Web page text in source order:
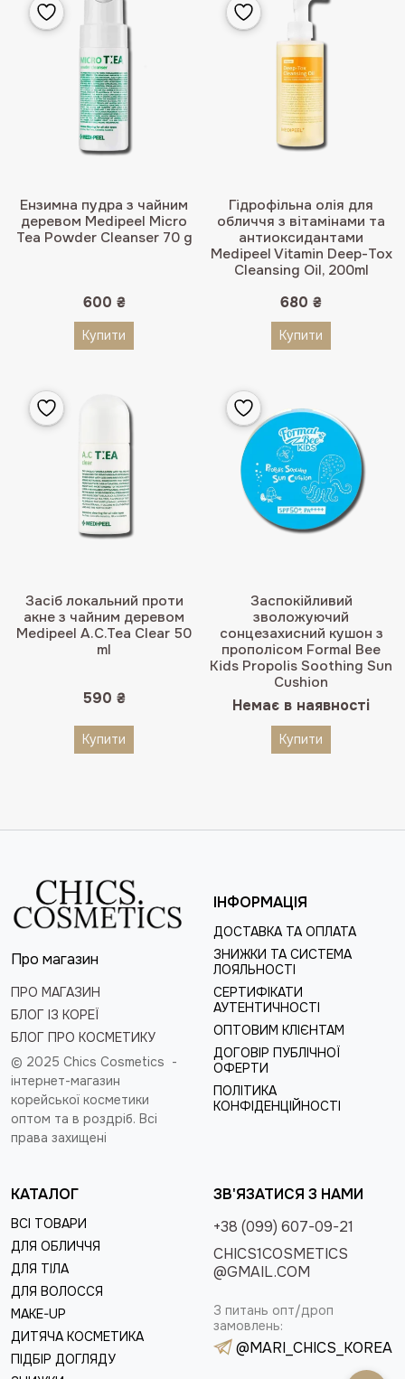
Ензимна пудра з чайним
деревом Medipeel Micro
Tea Powder Cleanser 70 g
600 ₴
Купити
Гідрофільна олія для
обличчя з вітамінами та
антиоксидантами
Medipeel Vitamin Deep-Tox
Cleansing Oil, 200ml
680 ₴
Купити
Засіб локальний проти
акне з чайним деревом
Medipeel A.C.Tea Clear 50
ml
590 ₴
Купити
Заспокійливий
зволожуючий
сонцезахисний кушон з
прополісом Formal Bee
Kids Propolis Soothing Sun
Cushion
Немає в наявності
Купити
Про магазин
ПРО МАГАЗИН
БЛОГ ІЗ КОРЕЇ
БЛОГ ПРО КОСМЕТИКУ
© 2025 Chics Cosmetics -
інтернет-магазин
корейської косметики
оптом та в роздріб. Всі
права захищені
ІНФОРМАЦІЯ
ДОСТАВКА ТА ОПЛАТА
ЗНИЖКИ ТА СИСТЕМА
ЛОЯЛЬНОСТІ
СЕРТИФІКАТИ
АУТЕНТИЧНОСТІ
ОПТОВИМ КЛІЄНТАМ
ДОГОВІР ПУБЛІЧНОЇ
ОФЕРТИ
ПОЛІТИКА
КОНФІДЕНЦІЙНОСТІ
КАТАЛОГ
ВСІ ТОВАРИ
ДЛЯ ОБЛИЧЧЯ
ДЛЯ ТІЛА
ДЛЯ ВОЛОССЯ
MAKE-UP
ДИТЯЧА КОСМЕТИКА
ПІДБІР ДОГЛЯДУ
ЗВ'ЯЗАТИСЯ З НАМИ
+38 (099) 607-09-21
CHICS1COSMETICS
@GMAIL.COM
З питань опт/дроп
замовлень:
@MARI_CHICS_KOREA